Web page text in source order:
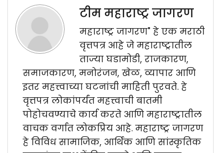
टीम महाराष्ट्र जागरण
महाराष्ट्र जागरण" हे एक मराठी
वृत्तपत्र आहे जे महाराष्ट्रातील
ताज्या घडामोडी, राजकारण,
समाजकारण, मनोरंजन, खेळ, व्यापार आणि
इतर महत्त्वाच्या घटनांची माहिती पुरवते. हे
वृत्तपत्र लोकांपर्यंत महत्त्वाची बातमी
पोहोचवण्याचे कार्य करते आणि महाराष्ट्रातील
वाचक वर्गात लोकप्रिय आहे. महाराष्ट्र जागरण
हे विविध सामाजिक, आर्थिक आणि सांस्कृतिक